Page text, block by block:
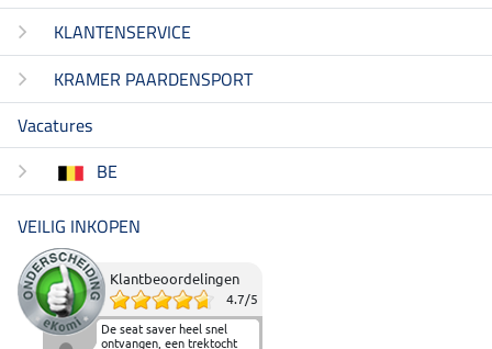
KLANTENSERVICE
KRAMER PAARDENSPORT
Vacatures
BE
VEILIG INKOPEN
Klantbeoordelingen
4.7/5
De seat saver heel snel
ontvangen, een trektocht